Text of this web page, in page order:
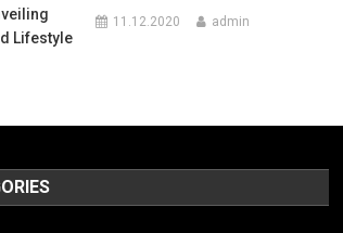
Lifestyle
11.12.2020 admin